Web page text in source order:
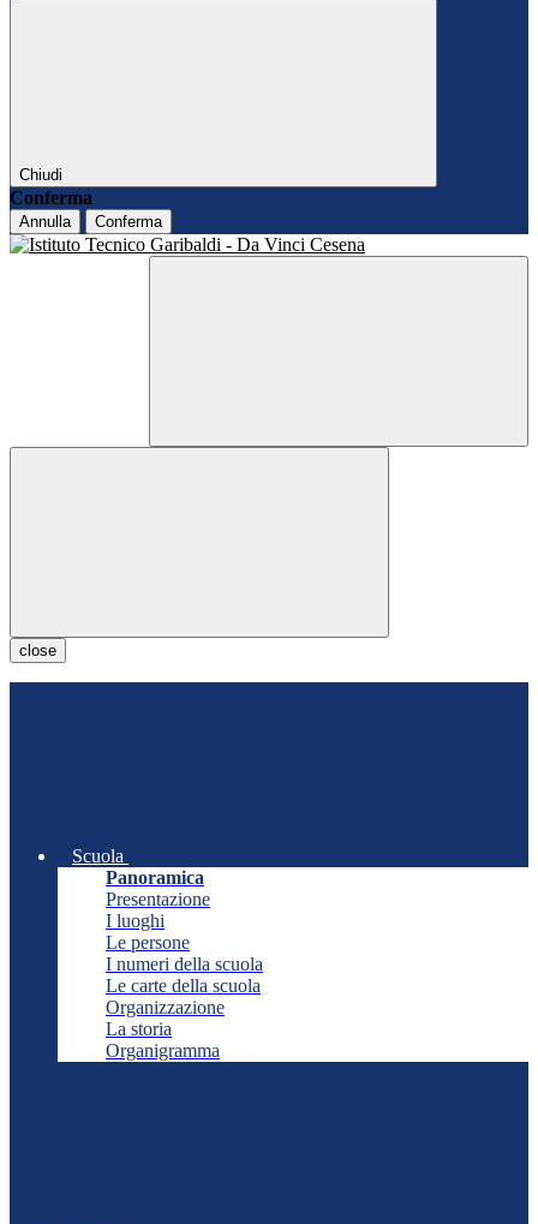
Chiudi
Conferma
Annulla Conferma
close
Scuola
Panoramica
Presentazione
I luoghi
Le persone
I numeri della scuola
Le carte della scuola
Organizzazione
La storia
Organigramma